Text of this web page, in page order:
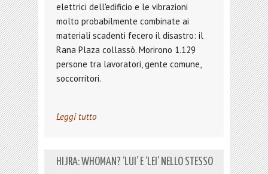
elettrici dell'edificio e le vibrazioni
molto probabilmente combinate ai
materiali scadenti fecero il disastro: il
Rana Plaza collassò. Morirono 1.129
persone tra lavoratori, gente comune,
soccorritori.
Leggi tutto
HIJRA: WHOMAN? ‘LUI’ E ‘LEI’ NELLO STESSO